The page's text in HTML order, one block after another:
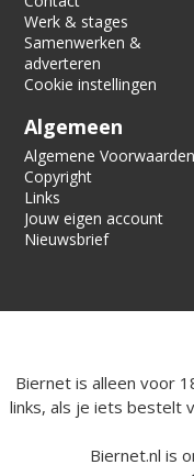
Werk & stages
Samenwerken &
adverteren
Cookie instellingen
Algemeen
Algemene Voorwaarden
Copyright
Links
Jouw eigen account
Nieuwsbrief
Biernet is alleen voor
links, als je iets bestelt
Biernet.nl is